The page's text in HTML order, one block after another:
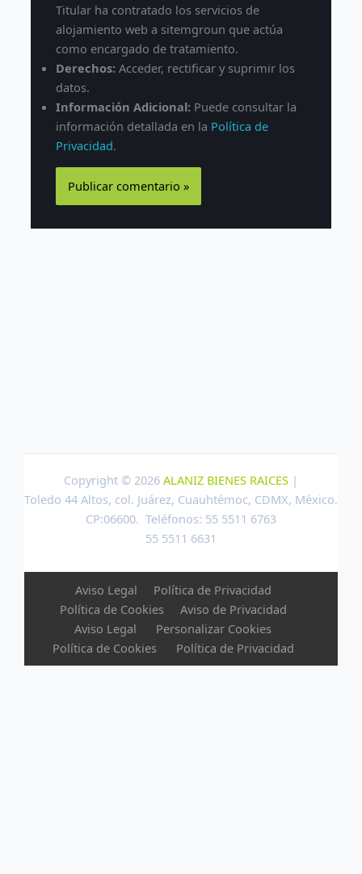
Titular ha contratado los servicios de
alojamiento web a sitemgroun que actúa
como encargado de tratamiento.
Derechos: Acceder, rectificar y suprimir los
datos.
Información Adicional: Puede consultar la
información detallada en la Política de
Privacidad.
Copyright © 2026 ALANIZ BIENES RAICES |
Toledo 44 Altos, col. Juárez, Cuauhtémoc, CDMX, México.
CP:06600. Teléfonos: 55 5511 6763
55 5511 6631
Aviso Legal
Política de Privacidad
Política de Cookies
Aviso de Privacidad
Aviso Legal
Personalizar Cookies
Política de Cookies
Política de Privacidad